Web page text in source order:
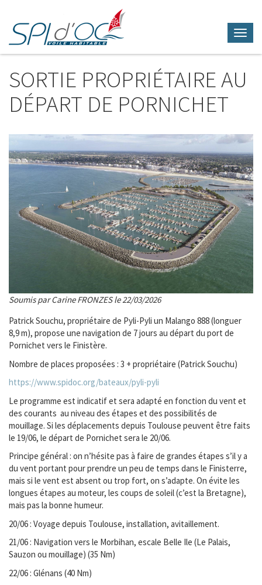
Aller
contenu
principal
SORTIE PROPRIÉTAIRE AU
DÉPART DE PORNICHET
Soumis par Carine FRONZES le 22/03/2026
Patrick Souchu, propriétaire de Pyli-Pyli un Malango 888 (longuer
8,9 m), propose une navigation de 7 jours au départ du port de
Pornichet vers le Finistère.
Nombre de places proposées : 3 + propriétaire (Patrick Souchu)
https://www.spidoc.org/bateaux/pyli-pyli
Le programme est indicatif et sera adapté en fonction du vent et
des courants au niveau des étapes et des possibilités de
mouillage. Si les déplacements depuis Toulouse peuvent être faits
le 19/06, le départ de Pornichet sera le 20/06.
Principe général : on n’hésite pas à faire de grandes étapes s’il y a
du vent portant pour prendre un peu de temps dans le Finisterre,
mais si le vent est absent ou trop fort, on s’adapte. On évite les
longues étapes au moteur, les coups de soleil (c’est la Bretagne),
mais pas la bonne humeur.
20/06 : Voyage depuis Toulouse, installation, avitaillement.
21/06 : Navigation vers le Morbihan, escale Belle Ile (Le Palais,
Sauzon ou mouillage) (35 Nm)
22/06 : Glénans (40 Nm)